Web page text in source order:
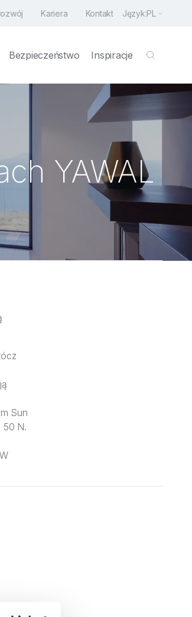
Kariera Kontakt Język:PL
Bezpieczeństwo Inspiracje
YAWAL
Sun
50 N.